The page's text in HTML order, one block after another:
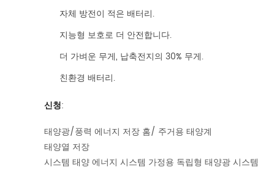
자체 방전이 적은 배터리.
지능형 보호로 더 안전합니다.
더 가벼운 무게, 납축전지의 30% 무게.
친환경 배터리.
신청:
태양광/풍력 에너지 저장 홈/ 주거용 태양계
태양열 저장
시스템 태양 에너지 시스템 가정용 독립형 태양광 시스템